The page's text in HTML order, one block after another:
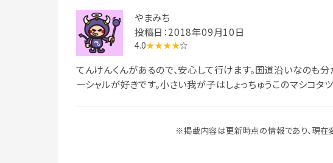
やまみち
投稿日：2018年09月10日
4.0★★★★☆
てんけんくんがあるので、安心して行けます。国道沿いなのも分
ーシャルが好きです。小さい我が子はしょっちゅうこのマシコタ
※掲載内容は更新時点の情報であり、現在